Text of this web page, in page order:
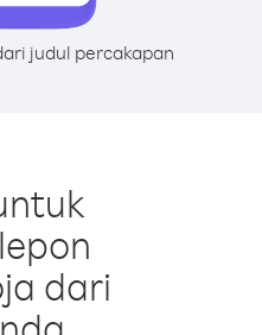
judul percakapan
dari